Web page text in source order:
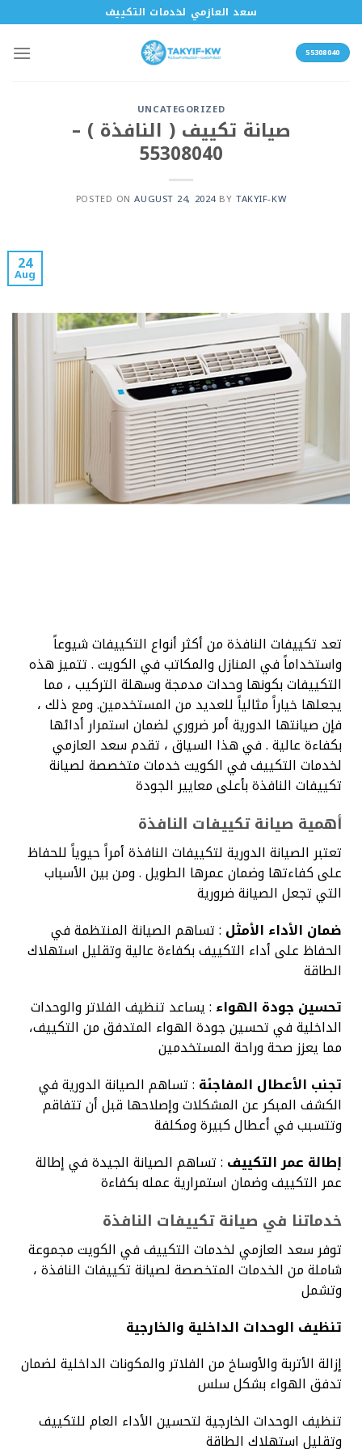
سعد العازمي لخدمات التكييف
55308040
UNCATEGORIZED
صيانة تكييف ( النافذة ) –
55308040
POSTED ONAUGUST 24, 2024 BYTAKYIF-KW
24
Aug
تعد تكييفات النافذة من أكثر أنواع التكييفات شيوعاً
واستخداماً في المنازل والمكاتب في الكويت . تتميز هذه
التكييفات بكونها وحدات مدمجة وسهلة التركيب ، مما
يجعلها خياراً مثالياً للعديد من المستخدمين. ومع ذلك ،
فإن صيانتها الدورية أمر ضروري لضمان استمرار أدائها
بكفاءة عالية . في هذا السياق ، تقدم سعد العازمي
لخدمات التكييف في الكويت خدمات متخصصة لصيانة
تكييفات النافذة بأعلى معايير الجودة
أهمية صيانة تكييفات النافذة
تعتبر الصيانة الدورية لتكييفات النافذة أمراً حيوياً للحفاظ
على كفاءتها وضمان عمرها الطويل . ومن بين الأسباب
التي تجعل الصيانة ضرورية
ضمان الأداء الأمثل : تساهم الصيانة المنتظمة في
الحفاظ على أداء التكييف بكفاءة عالية وتقليل استهلاك
الطاقة
تحسين جودة الهواء : يساعد تنظيف الفلاتر والوحدات
الداخلية في تحسين جودة الهواء المتدفق من التكييف،
مما يعزز صحة وراحة المستخدمين
تجنب الأعطال المفاجئة : تساهم الصيانة الدورية في
الكشف المبكر عن المشكلات وإصلاحها قبل أن تتفاقم
وتتسبب في أعطال كبيرة ومكلفة
إطالة عمر التكييف : تساهم الصيانة الجيدة في إطالة
عمر التكييف وضمان استمرارية عمله بكفاءة
خدماتنا في صيانة تكييفات النافذة
توفر سعد العازمي لخدمات التكييف في الكويت مجموعة
شاملة من الخدمات المتخصصة لصيانة تكييفات النافذة ،
وتشمل
تنظيف الوحدات الداخلية والخارجية
إزالة الأتربة والأوساخ من الفلاتر والمكونات الداخلية لضمان
تدفق الهواء بشكل سلس
تنظيف الوحدات الخارجية لتحسين الأداء العام للتكييف
وتقليل استهلاك الطاقة